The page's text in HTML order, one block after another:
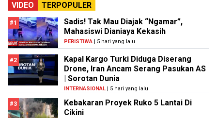
VIDEO TERPOPULER
#1
Sadis! Tak Mau Diajak “Ngamar”,
Mahasiswi Dianiaya Kekasih
PERISTIWA | 5 hari yang lalu
#2
Kapal Kargo Turki Diduga Diserang
Drone, Iran Ancam Serang Pasukan AS
| Sorotan Dunia
INTERNASIONAL | 5 hari yang lalu
#3
Kebakaran Proyek Ruko 5 Lantai Di
Cikini